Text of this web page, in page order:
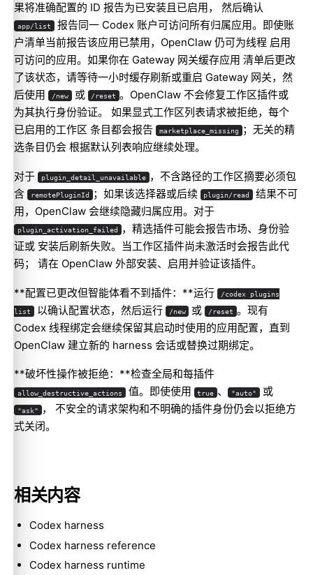
果将准确配置的 ID 报告为已安装且已启用， 然后确认
app/list 报告同一 Codex 账户可访问所有归属应用。即使账
户清单当前报告该应用已禁用，OpenClaw 仍可为线程 启用
可访问的应用。如果你在 Gateway 网关缓存应用 清单后更改
了该状态，请等待一小时缓存刷新或重启 Gateway 网关，然
后使用
/new 或 /reset 。OpenClaw 不会修复工作区插件或
为其执行身份验证。 如果显式工作区列表请求被拒绝，每个
已启用的工作区 条目都会报告
marketplace_missing ；无关的精
选条目仍会 根据默认列表响应继续处理。
对于 plugin_detail_unavailable ，不含路径的工作区摘要必须包
含
remotePluginId ；如果该选择器或后续 plugin/read
结果不可
用，OpenClaw 会继续隐藏归属应用。对于
plugin_activation_failed ，精选插件可能会报告市场、身份验
证或 安装后刷新失败。当工作区插件尚未激活时会报告此代
码； 请在 OpenClaw 外部安装、启用并验证该插件。
**配置已更改但智能体看不到插件：**运行 /codex plugins
list 以确认配置状态，然后运行 /new 或 /reset 。现有
Codex 线程绑定会继续保留其启动时使用的应用配置，直到
OpenClaw 建立新的 harness 会话或替换过期绑定。
**破坏性操作被拒绝：**检查全局和每插件
allow_destructive_actions 值。即使使用 true 、 "auto" 或
"ask" ， 不安全的请求架构和不明确的插件身份仍会以拒绝方
式关闭。
相关内容
Codex harness
Codex harness reference
Codex harness runtime